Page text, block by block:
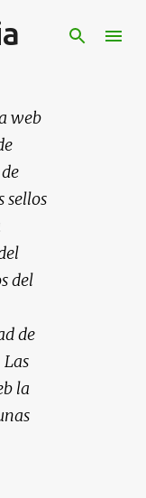
web
sellos
del
de
Las
la